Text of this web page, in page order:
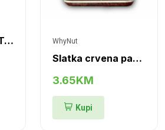
Šareni grah "PINTO" WhyNut
Slatka crvena paprika, drobljena
3.65KM
Kupi